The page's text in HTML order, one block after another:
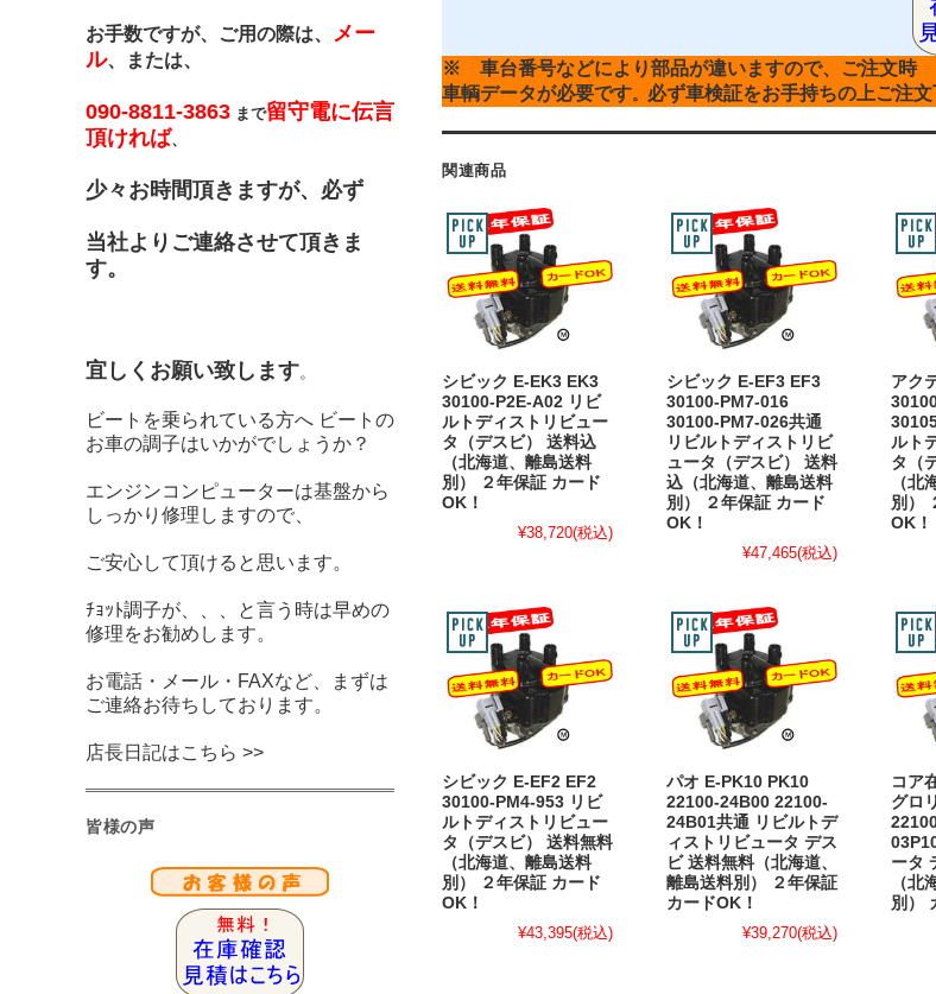
※ 車台番号などにより部品が違いますので、ご注文時
車輌データが必要です。 必ず車検証をお手持ちの上ご注文
関連商品
シビック E-EK3 EK3
30100-P2E-A02 リビ
ルトディストリビュー
タ（デスビ） 送料込
（北海道、離島送料
別） ２年保証 カード
OK！
¥38,720(税込)
シビック E-EF3 EF3
30100-PM7-016
30100-PM7-026共通
リビルトディストリビ
ュータ（デスビ） 送料
込（北海道、離島送料
別） ２年保証 カード
OK！
¥47,465(税込)
アク
ルト
タ（
（北
別）
OK！
シビック E-EF2 EF2
30100-PM4-953 リビ
ルトディストリビュー
タ（デスビ） 送料無料
（北海道、離島送料
別） ２年保証 カード
OK！
¥43,395(税込)
パオ E-PK10 PK10
22100-24B00 22100-
24B01共通 リビルトデ
ィストリビュータ デス
ビ 送料無料（北海道、
離島送料別） ２年保証
カードOK！
¥39,270(税込)
コア
グロ
ータ
（北
別）
お手数ですが、ご用の際は、 メー
ル、または、
090-8811-3863 まで留守電に伝言
頂ければ、
少々お時間頂きますが、必ず
当社よりご連絡させて頂きま
す。
宜しくお願い致します。
ビートを乗られている方へ ビートの
お車の調子はいかがでしょうか？
エンジンコンピューターは基盤から
しっかり修理しますので、
ご安心して頂けると思います。
ﾁｮｯﾄ調子が、、、と言う時は早めの
修理をお勧めします。
お電話・メール・FAXなど、まずは
ご連絡お待ちしております。
店長日記はこちら >>
皆様の声